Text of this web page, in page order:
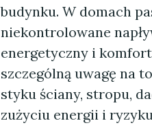
budynku. W domach
niekontrolowane
energetyczny i
szczególną uwagę na
styku ściany, stropu,
zużyciu energii i